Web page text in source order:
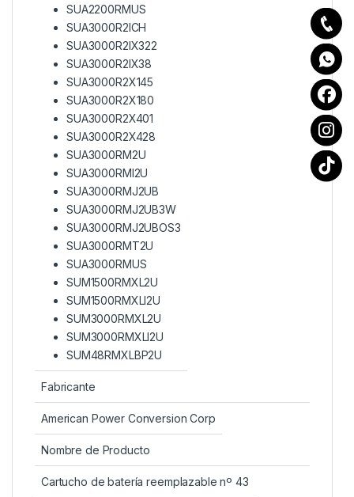
SUA2200RMUS
SUA3000R2ICH
SUA3000R2IX322
SUA3000R2IX38
SUA3000R2X145
SUA3000R2X180
SUA3000R2X401
SUA3000R2X428
SUA3000RM2U
SUA3000RMI2U
SUA3000RMJ2UB
SUA3000RMJ2UB3W
SUA3000RMJ2UBOS3
SUA3000RMT2U
SUA3000RMUS
SUM1500RMXL2U
SUM1500RMXLI2U
SUM3000RMXL2U
SUM3000RMXLI2U
SUM48RMXLBP2U
Fabricante
American Power Conversion Corp
Nombre de Producto
Cartucho de batería reemplazable nº 43